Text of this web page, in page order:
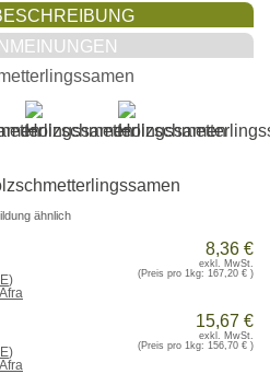
ähnlich
)
8,36 €
exkl. MwSt.
(Preis pro 1kg: 167,20 €)
)
15,67 €
exkl. MwSt.
(Preis pro 1kg: 156,70 €)